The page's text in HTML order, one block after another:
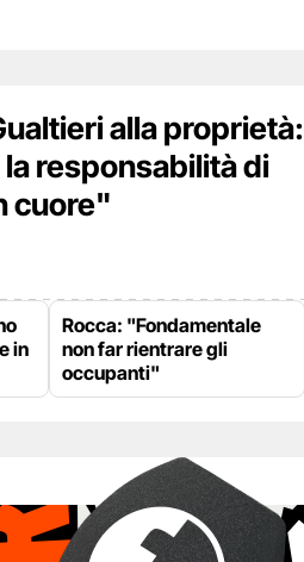
alla proprietà:
responsabilità di
cuore"
in
Rocca: "Fondamentale
non far rientrare gli
occupanti"